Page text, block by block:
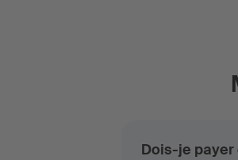
Dois-je payer